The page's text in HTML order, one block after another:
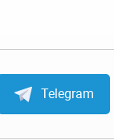
Telegram